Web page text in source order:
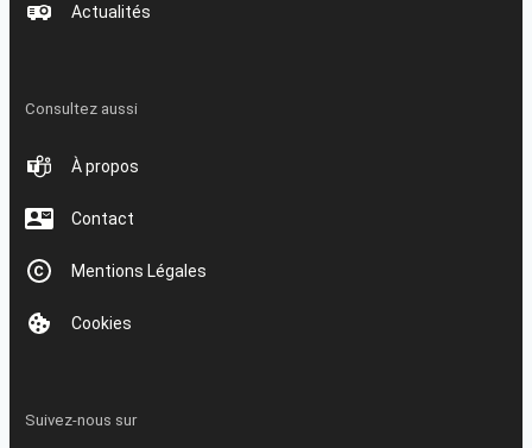
Actualités
Consultez aussi
À propos
Contact
Mentions Légales
Cookies
Suivez-nous sur